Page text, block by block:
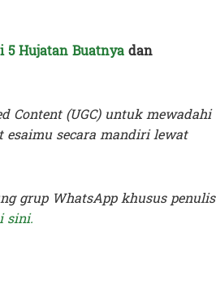
5 Hujatan Buatnyadan
Content (UGC) untuk mewadahi
secara mandiri lewat
grup WhatsApp khusus penulis
sini.